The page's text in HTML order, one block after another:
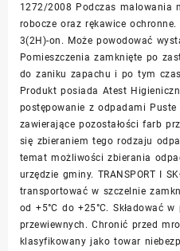
1272/2008 Podczas malowania
robocze oraz rękawice
3(2H)-on. Może powodować
Pomieszczenia zamknięte po
do zaniku zapachu i po tym
Produkt posiada Atest
postępowanie z odpadami
zawierające pozostałości farb
się zbieraniem tego rodzaju
temat możliwości zbierania
urzędzie gminy. TRANSPORT I
transportować w szczelnie
od +5°C do +25°C. Składować
przewiewnych. Chronić przed
klasyfikowany jako towar